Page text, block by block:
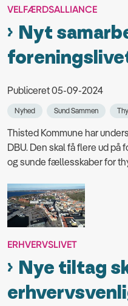
VELFÆRDSALLIANCE
Nyt
Publiceret 05-09-2024
Nyhed Sund Sammen
Thisted Kommune har
DBU. Den skal få flere ud
og sunde fællesskaber for
ERHVERVSLIVET
Nye tiltag